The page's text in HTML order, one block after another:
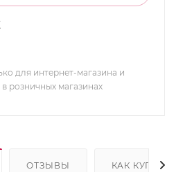
для интернет-магазина и
розничных магазинах
ОТЗЫВЫ КАК КУПИТЬ